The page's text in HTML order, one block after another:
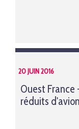
20 JUIN 2016
Ouest France
réduits